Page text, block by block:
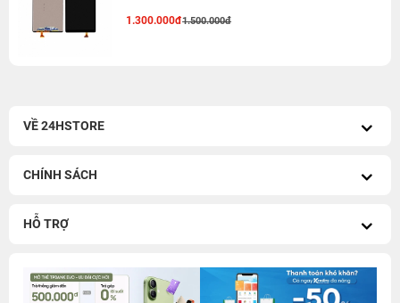
1.300.000đ1.500.000đ
VỀ 24HSTORE
CHÍNH SÁCH
HỖ TRỢ